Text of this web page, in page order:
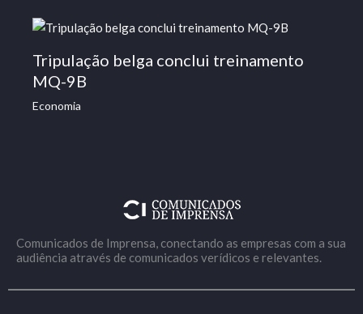
Tripulação belga conclui treinamento
MQ-9B
Economia
Comunicados de Imprensa, conectando as empresas com a sua
audiência através de comunicados verídicos e relevantes.